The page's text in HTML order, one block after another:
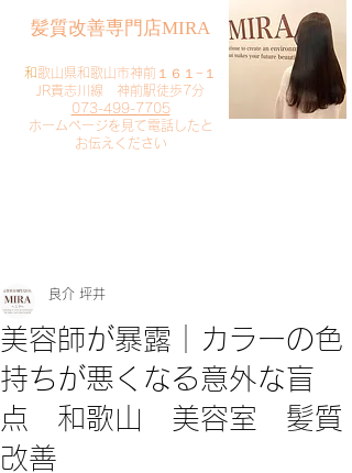
​髪質改善専門店MIRA
​和歌山県和歌山市神前１６１−１
JR貴志川線 神前駅徒歩7分
073-499-7705
​ホームページを見て電話したと
お伝えください
美容師が暴露｜カラーの色
持ちが悪くなる意外な盲
点 和歌山 美容室 髪質
改善
良介 坪井